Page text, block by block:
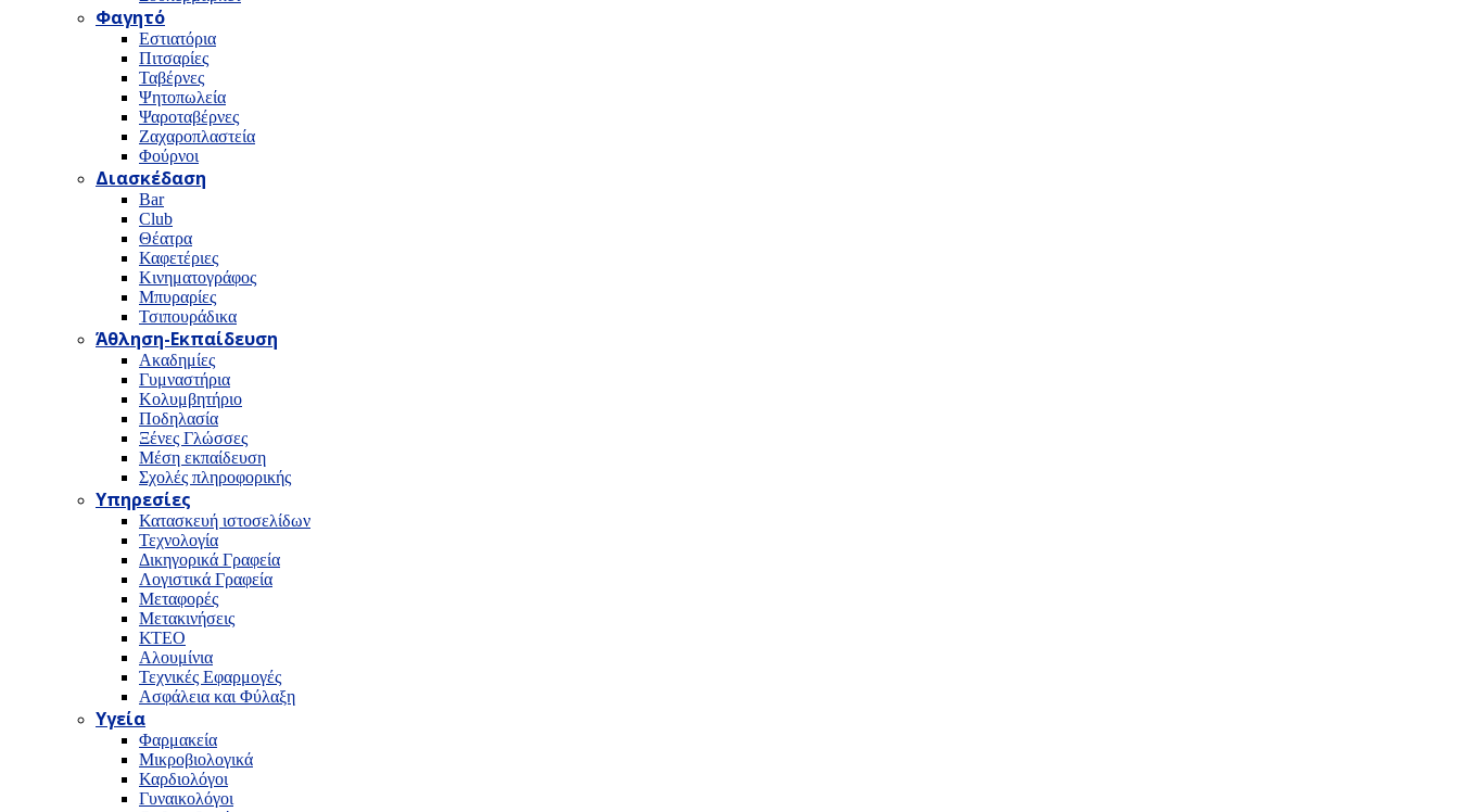
Φαγητό
Εστιατόρια
Πιτσαρίες
Ταβέρνες
Ψητοπωλεία
Ψαροταβέρνες
Ζαχαροπλαστεία
Φούρνοι
Διασκέδαση
Bar
Club
Θέατρα
Καφετέριες
Κινηματογράφος
Μπυραρίες
Τσιπουράδικα
Άθληση-Εκπαίδευση
Ακαδημίες
Γυμναστήρια
Κολυμβητήριο
Ποδηλασία
Ξένες Γλώσσες
Μέση εκπαίδευση
Σχολές πληροφορικής
Υπηρεσίες
Κατασκευή ιστοσελίδων
Τεχνολογία
Δικηγορικά Γραφεία
Λογιστικά Γραφεία
Μεταφορές
Μετακινήσεις
ΚΤΕΟ
Αλουμίνια
Τεχνικές Εφαρμογές
Ασφάλεια και Φύλαξη
Υγεία
Φαρμακεία
Μικροβιολογικά
Καρδιολόγοι
Γυναικολόγοι